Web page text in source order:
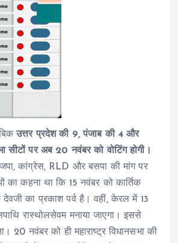
उत्तर प्रदेश की 9, पंजाब की 4 और
सीटों पर अब 20 नवंबर को वोटिंग होगी।
कांग्रेस, RLD और बसपा की मांग पर
का कहना था कि 15 नवंबर को कार्तिक
देवजी का प्रकाश पर्व है। वहीं, केरल में 13
रास्थोलसेवम मनाया जाएगा। इससे
20 नवंबर को ही महाराष्ट्र विधानसभा की